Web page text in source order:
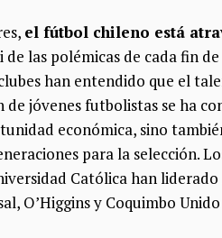
el fútbol chileno está
las polémicas de cada fin
han entendido que el
de jóvenes futbolistas se ha
económica, sino
para la selección.
Católica han
O’Higgins y Coquimbo